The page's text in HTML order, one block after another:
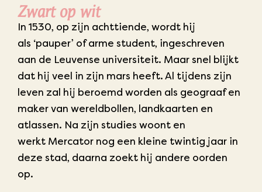
Zwart op wit
In 1530, op zijn achttiende, wordt hij
als ‘pauper’ of arme student, ingeschreven
aan de Leuvense universiteit. Maar snel blijkt
dat hij veel in zijn mars heeft. Al tijdens zijn
leven zal hij beroemd worden als geograaf en
maker van wereldbollen, landkaarten en
atlassen. Na zijn studies woont en
werkt Mercator nog een kleine twintig jaar in
deze stad, daarna zoekt hij andere oorden
op.